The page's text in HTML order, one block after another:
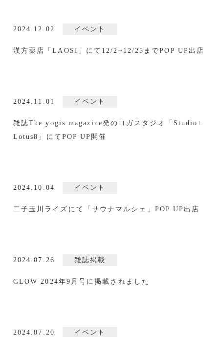
2024.12.02 イベント
漢方薬店「LAOSI」にて12/2~12/25までPOP UP出店
2024.11.01 イベント
雑誌The yogis magazine発のヨガスタジオ「Studio+
Lotus8」にてPOP UP開催
2024.10.04 イベント
二子玉川ライズにて「サウナマルシェ」POP UP出店
2024.07.26 雑誌掲載
GLOW 2024年9月号に掲載されました
2024.07.20 イベント